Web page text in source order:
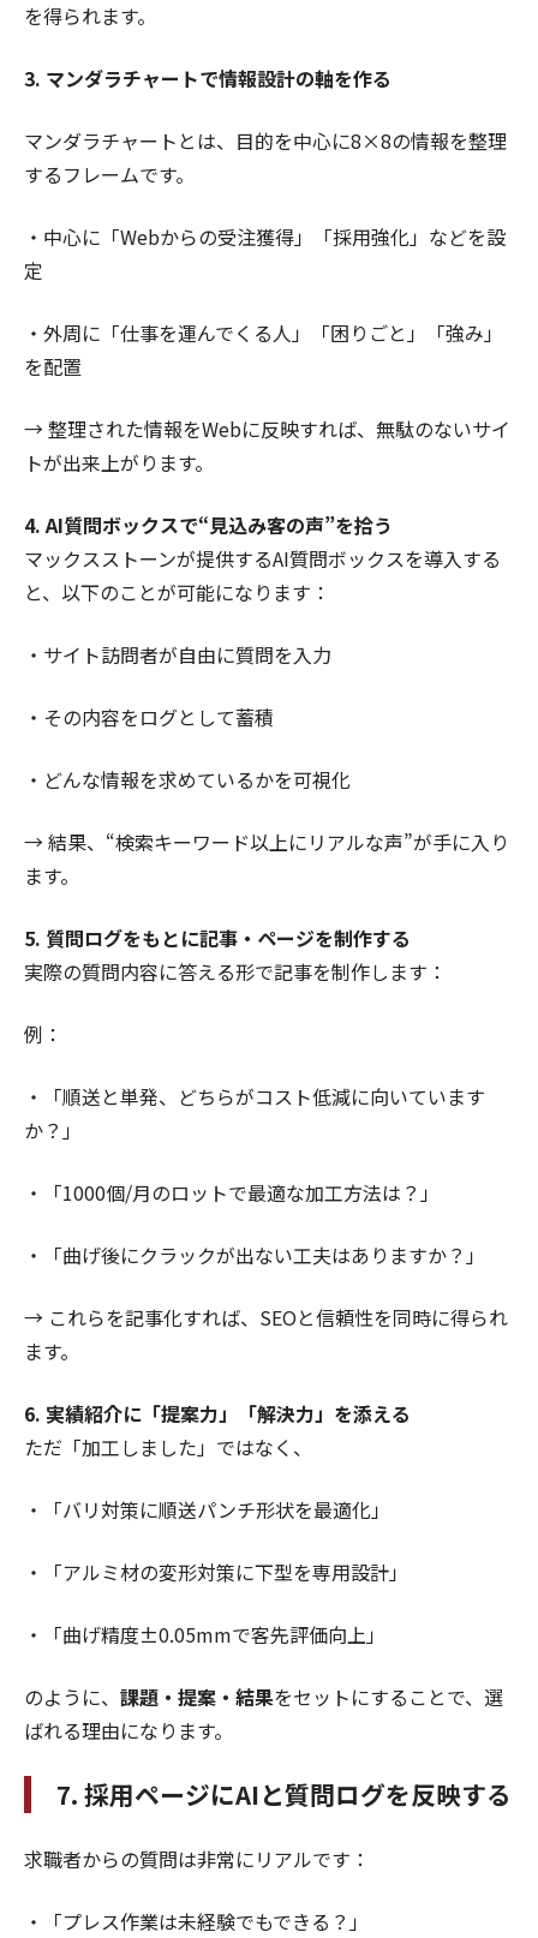
を得られます。
3. マンダラチャートで情報設計の軸を作る
マンダラチャートとは、目的を中心に8×8の情報を整理
するフレームです。
・中心に「Webからの受注獲得」「採用強化」などを設
定
・外周に「仕事を運んでくる人」「困りごと」「強み」
を配置
→ 整理された情報をWebに反映すれば、無駄のないサイ
トが出来上がります。
4. AI質問ボックスで“見込み客の声”を拾う
マックスストーンが提供するAI質問ボックスを導入する
と、以下のことが可能になります：
・サイト訪問者が自由に質問を入力
・その内容をログとして蓄積
・どんな情報を求めているかを可視化
→ 結果、“検索キーワード以上にリアルな声”が手に入り
ます。
5. 質問ログをもとに記事・ページを制作する
実際の質問内容に答える形で記事を制作します：
例：
・「順送と単発、どちらがコスト低減に向いています
か？」
・「1000個/月のロットで最適な加工方法は？」
・「曲げ後にクラックが出ない工夫はありますか？」
→ これらを記事化すれば、SEOと信頼性を同時に得られ
ます。
6. 実績紹介に「提案力」「解決力」を添える
ただ「加工しました」ではなく、
・「バリ対策に順送パンチ形状を最適化」
・「アルミ材の変形対策に下型を専用設計」
・「曲げ精度±0.05mmで客先評価向上」
のように、 課題・提案・結果をセットにすることで、選
ばれる理由になります。
7. 採用ページにAIと質問ログを反映する
求職者からの質問は非常にリアルです：
・「プレス作業は未経験でもできる？」